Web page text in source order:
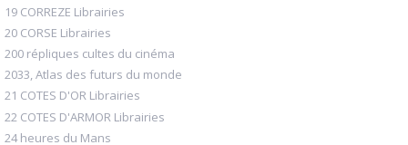
19 CORREZE Librairies
20 CORSE Librairies
200 répliques cultes du cinéma
2033, Atlas des futurs du monde
21 COTES D'OR Librairies
22 COTES D'ARMOR Librairies
24 heures du Mans